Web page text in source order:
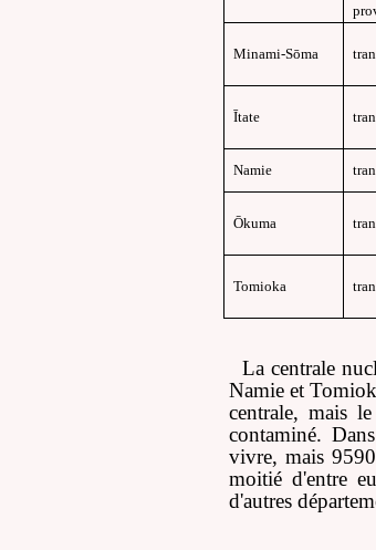
Minami-Sōma
Ītate
Namie
Ōkuma
Tomioka
La centrale
Namie et
centrale, mais
contaminé.
vivre, mais
moitié d'entre
d'autres